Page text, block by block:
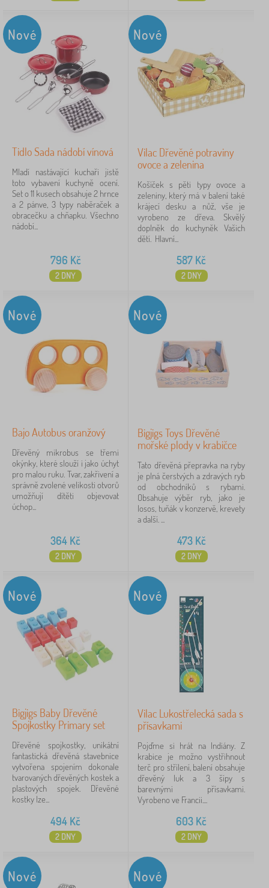
Nové
Tidlo Sada nádobí vínová
Mladí nastávající kuchaři jistě
toto vybavení kuchyně ocení.
Set o 11 kusech obsahuje 2 hrnce
a 2 pánve, 3 typy naběraček a
obracečku a chňapku. Všechno
nádobí...
796 Kč
2 DNY
Nové
Vilac Dřevěné potraviny
ovoce a zelenina
Košíček s pěti typy ovoce a
zeleniny, který má v balení také
krájecí desku a nůž, vše je
vyrobeno ze dřeva. Skvělý
doplněk do kuchyněk Vašich
dětí. Hlavní...
587 Kč
2 DNY
Nové
Bajo Autobus oranžový
Dřevěný mikrobus se třemi
okýnky, které slouží i jako úchyt
pro malou ruku. Tvar, zakřivení a
správně zvolené velikosti otvorů
umožňují dítěti objevovat
úchop...
364 Kč
2 DNY
Nové
Bigjigs Toys Dřevěné
mořské plody v krabičce
Tato dřevěná přepravka na ryby
je plná čerstvých a zdravých ryb
od obchodníků s rybami.
Obsahuje výběr ryb, jako je
losos, tuňák v konzervě, krevety
a další. ...
473Kč
2 DNY
Nové
Bigjigs Baby Dřevěné
Spojkostky Primary set
Dřevěné spojkostky, unikátní
fantastická dřevěná stavebnice
vytvořena spojením dokonale
tvarovaných dřevěných kostek a
plastových spojek. Dřevěné
kostky lze...
494 Kč
2 DNY
Nové
Vilac Lukostřelecká sada s
přísavkami
Pojďme si hrát na Indiány. Z
krabice je možno vystřihnout
terč pro střílení, balení obsahuje
dřevěný luk a 3 šípy s
barevnými přísavkami.
Vyrobeno ve Francii....
603 Kč
2 DNY
Nové Nové